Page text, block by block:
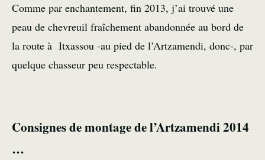
Comme par enchantement, fin 2013, j’ai trouvé une
peau de chevreuil fraîchement abandonnée au bord de
la route à Itxassou -au pied de l’Artzamendi, donc-, par
quelque chasseur peu respectable.
Consignes de montage de l’Artzamendi 2014
…